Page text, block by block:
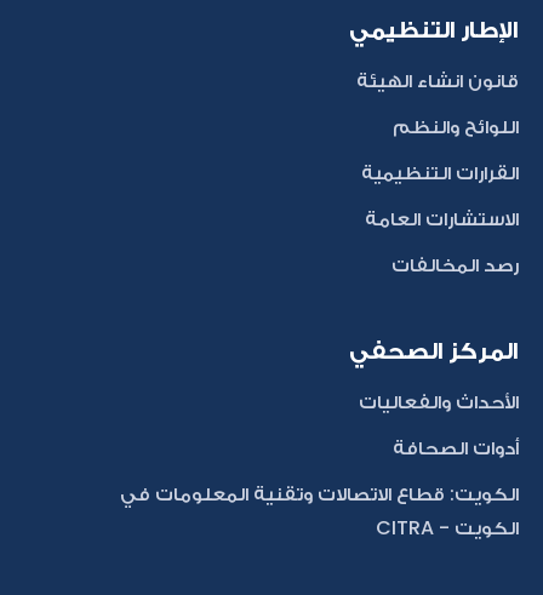
الإطار التنظيمي
قانون انشاء الهيئة
اللوائح والنظم
القرارات التنظيمية
الاستشارات العامة
رصد المخالفات
المركز الصحفي
الأحداث والفعاليات
أدوات الصحافة
الكويت: قطاع الاتصالات وتقنية المعلومات في
الكويت - CITRA